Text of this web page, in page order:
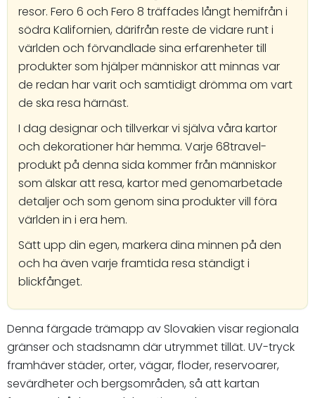
resor. Fero 6 och Fero 8 träffades långt hemifrån i
södra Kalifornien, därifrån reste de vidare runt i
världen och förvandlade sina erfarenheter till
produkter som hjälper människor att minnas var
de redan har varit och samtidigt drömma om vart
de ska resa härnäst.
I dag designar och tillverkar vi själva våra kartor
och dekorationer här hemma. Varje 68travel-
produkt på denna sida kommer från människor
som älskar att resa, kartor med genomarbetade
detaljer och som genom sina produkter vill föra
världen in i era hem.
Sätt upp din egen, markera dina minnen på den
och ha även varje framtida resa ständigt i
blickfånget.
Denna färgade trämapp av Slovakien visar regionala
gränser och stadsnamn där utrymmet tillät. UV-tryck
framhäver städer, orter, vägar, floder, reservoarer,
sevärdheter och bergsområden, så att kartan